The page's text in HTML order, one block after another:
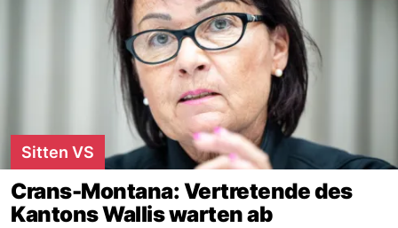
Sitten VS
Crans-Montana: Vertretende des
Kantons Wallis warten ab